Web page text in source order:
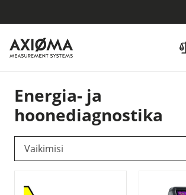
Energia- ja
hoonediagnostika